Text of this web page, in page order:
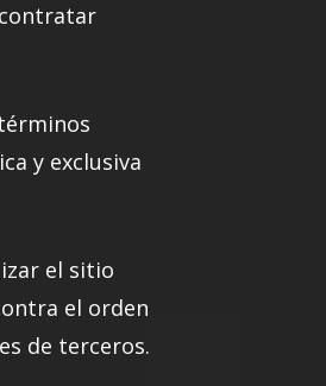
y exclusiva
el sitio
el orden
de terceros.